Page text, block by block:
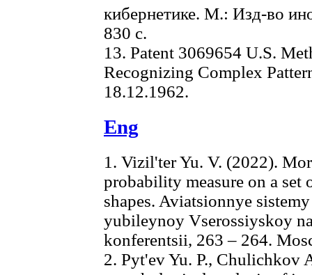
кибернетике. М.: Изд-во
830 с.
13. Patent 3069654 U.S.
Recognizing Complex
18.12.1962.
Eng
1. Vizil'ter Yu. V. (2022).
probability measure on a set
shapes. Aviatsionnye
yubileynoy Vserossiyskoy
konferentsii, 263 – 264.
2. Pyt'ev Yu. P., Chulichkov